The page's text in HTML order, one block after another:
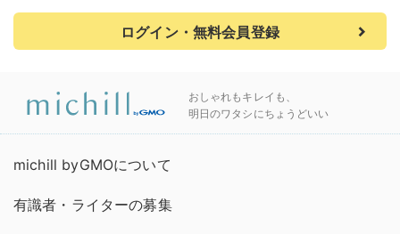
ログイン・無料会員登録
おしゃれもキレイも、
明日のワタシにちょうどいい
michill byGMOについて
有識者・ライターの募集